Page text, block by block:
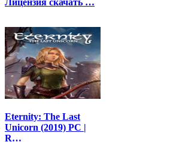
Лицензия скачать …
Eternity: The Last
Unicorn (2019) PC |
R…